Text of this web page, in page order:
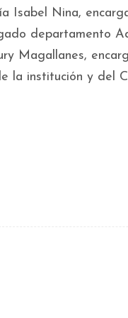
Isabel Nina,
departamento
Magallanes,
la institución y del